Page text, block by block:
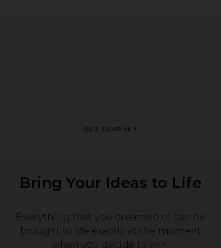
OUR COMPANY
Bring Your Ideas to Life
Everything that you dreamed of can be
brought to life exactly at the moment
when you decide to win.